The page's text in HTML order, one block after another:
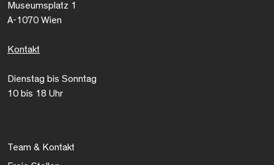
Museumsplatz 1
A-1070 Wien
Kontakt
Dienstag bis Sonntag
10 bis 18 Uhr
Team & Kontakt